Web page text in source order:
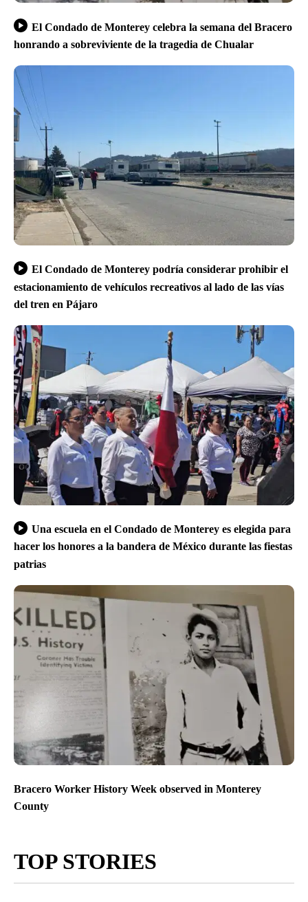
El Condado de Monterey celebra la semana del Bracero
honrando a sobreviviente de la tragedia de Chualar
El Condado de Monterey podría considerar prohibir el
estacionamiento de vehículos recreativos al lado de las vías
del tren en Pájaro
Una escuela en el Condado de Monterey es elegida para
hacer los honores a la bandera de México durante las fiestas
patrias
Bracero Worker History Week observed in Monterey
County
TOP STORIES